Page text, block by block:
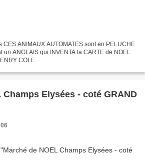
CES ANIMAUX AUTOMATES sont en PELUCHE
un ANGLAIS qui INVENTA la CARTE de NOEL
COLE.
Champs Elysées - coté GRAND